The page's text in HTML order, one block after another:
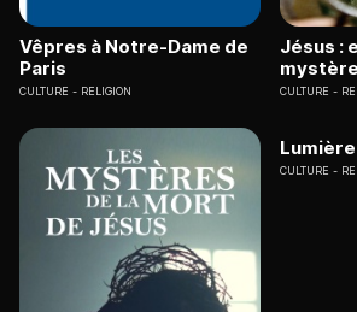
Vêpres à Notre-Dame de
Paris
CULTURE RELIGION
Jésus :
CULTURE
CULTURE